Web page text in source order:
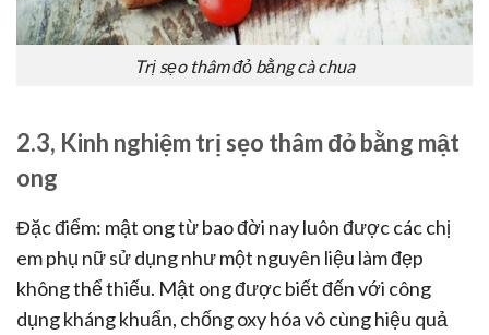
Trị sẹo thâm đỏ bằng cà chua
2.3, Kinh nghiệm trị sẹo thâm đỏ bằng mật
ong
Đặc điểm: mật ong từ bao đời nay luôn được các chị
em phụ nữ sử dụng như một nguyên liệu làm đẹp
không thể thiếu. Mật ong được biết đến với công
dụng kháng khuẩn, chống oxy hóa vô cùng hiệu quả